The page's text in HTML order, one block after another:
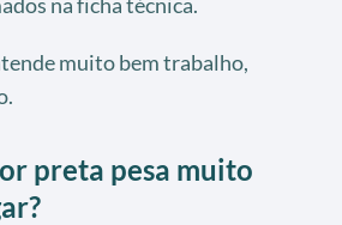
muito bem trabalho,
preta pesa muito